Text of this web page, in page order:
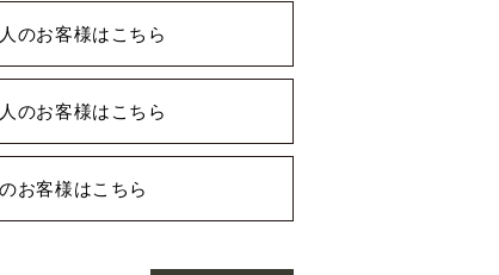
のお客様はこちら
のお客様はこちら
お客様はこちら